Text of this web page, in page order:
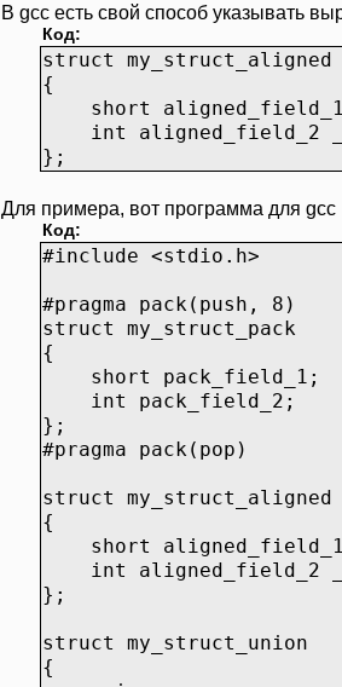
В gcc есть свой способ указывать
Код:
struct my_struct_aligned
{
short
int aligned_field_2
};
Для примера, вот программа для gcc
Код:
#include <stdio.h>
#pragma pack(push, 8)
struct my_struct_pack
{
short pack_field_1;
int pack_field_2;
};
#pragma pack(pop)
struct my_struct_aligned
{
short
int aligned_field_2
};
struct my_struct_union
{